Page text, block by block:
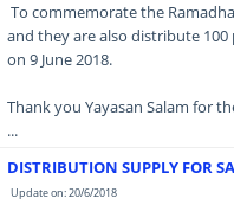
To commemorate the
and they are also distribute
on 9 June 2018.
Thank you Yayasan Salam for
...
DISTRIBUTION SUPPLY FOR
Update on: 20/6/2018